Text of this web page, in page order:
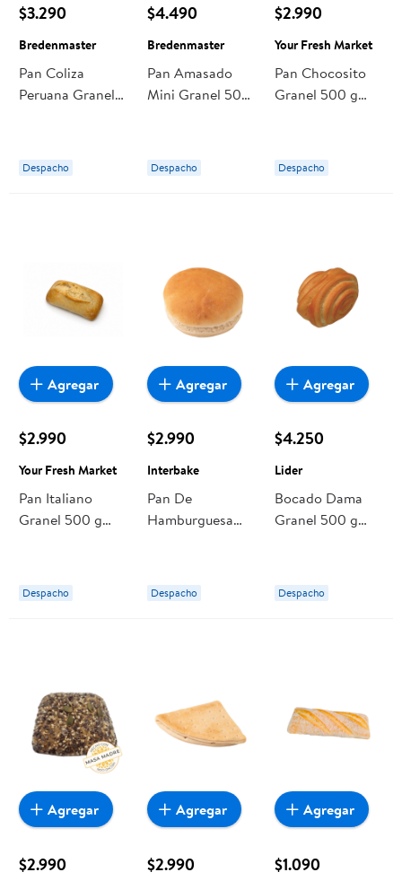
$3.290
Bredenmaster
Pan Coliza
Peruana Granel
Bredenmaster
Despacho
$4.490
Bredenmaster
Pan Amasado
Mini Granel 500
Despacho
$2.990
Your Fresh Market
Pan Chocosito
Granel 500 g
Despacho
$2.990
Your Fresh Market
Pan Italiano
Granel 500 g
Despacho
Agregar
$2.990
Interbake
Pan De
Hamburguesa
un aprox)
Interbake
Despacho
Agregar
$4.250
Lider
Bocado Dama
Granel 500 g
Despacho
Agregar
$2.990
Agregar
$2.990
Agregar
$1.090
Agregar